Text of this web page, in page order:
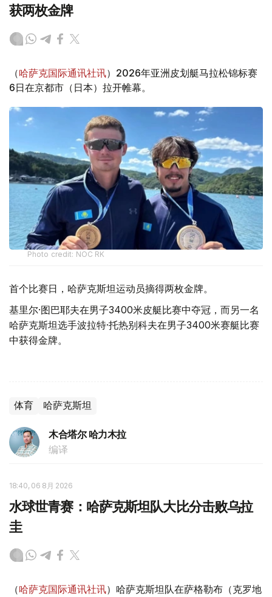
获两枚金牌
（哈萨克国际通讯社讯）2026年亚洲皮划艇马拉松锦标赛
6日在京都市（日本）拉开帷幕。
Photo credit: NOC RK
首个比赛日，哈萨克斯坦运动员摘得两枚金牌。
基里尔·图巴耶夫在男子3400米皮艇比赛中夺冠，而另一名
哈萨克斯坦选手波拉特·托热别科夫在男子3400米赛艇比赛
中获得金牌。
体育 哈萨克斯坦
木合塔尔 哈力木拉
编译
18:40, 06 8月 2026
水球世青赛：哈萨克斯坦队大比分击败乌拉
圭
（哈萨克国际通讯社讯）哈萨克斯坦队在萨格勒布（克罗地